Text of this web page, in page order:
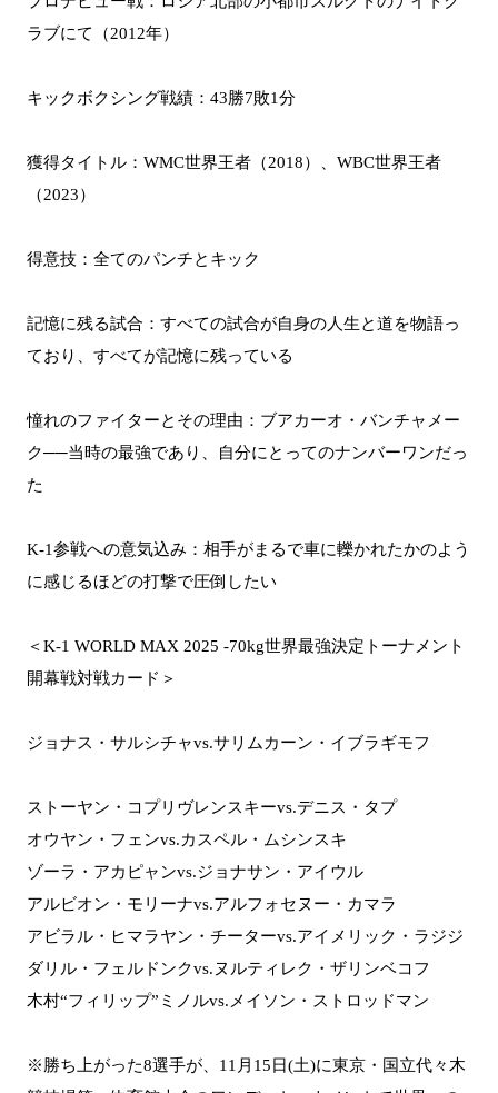
ラブにて（2012年）
キックボクシング戦績：43勝7敗1分
獲得タイトル：WMC世界王者（2018）、WBC世界王者
（2023）
得意技：全てのパンチとキック
記憶に残る試合：すべての試合が自身の人生と道を物語っ
ており、すべてが記憶に残っている
憧れのファイターとその理由：ブアカーオ・バンチャメー
ク──当時の最強であり、自分にとってのナンバーワンだっ
た
K-1参戦への意気込み：相手がまるで車に轢かれたかのよう
に感じるほどの打撃で圧倒したい
＜K-1 WORLD MAX 2025 -70kg世界最強決定トーナメント
開幕戦対戦カード＞
ジョナス・サルシチャvs.サリムカーン・イブラギモフ
ストーヤン・コプリヴレンスキーvs.デニス・タプ
オウヤン・フェンvs.カスペル・ムシンスキ
ゾーラ・アカピャンvs.ジョナサン・アイウル
アルビオン・モリーナvs.アルフォセヌー・カマラ
アビラル・ヒマラヤン・チーターvs.アイメリック・ラジジ
ダリル・フェルドンクvs.ヌルティレク・ザリンベコフ
木村“フィリップ”ミノルvs.メイソン・ストロッドマン
※勝ち上がった8選手が、11月15日(土)に東京・国立代々木